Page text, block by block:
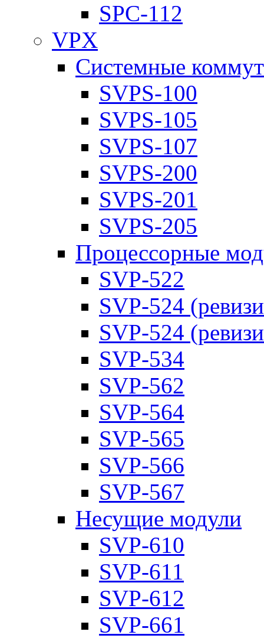
SPC-112
VPX
Системные
SVPS-100
SVPS-105
SVPS-107
SVPS-200
SVPS-201
SVPS-205
Процессорные
SVP-522
SVP-524
SVP-524
SVP-534
SVP-562
SVP-564
SVP-565
SVP-566
SVP-567
Несущие модули
SVP-610
SVP-611
SVP-612
SVP-661